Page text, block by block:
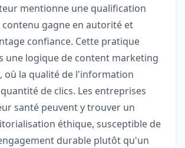
mentionne une qualification
contenu gagne en autorité et
confiance. Cette pratique
une logique de content marketing
où la qualité de l'information
de clics. Les entreprises
santé peuvent y trouver un
éthique, susceptible de
durable plutôt qu'un